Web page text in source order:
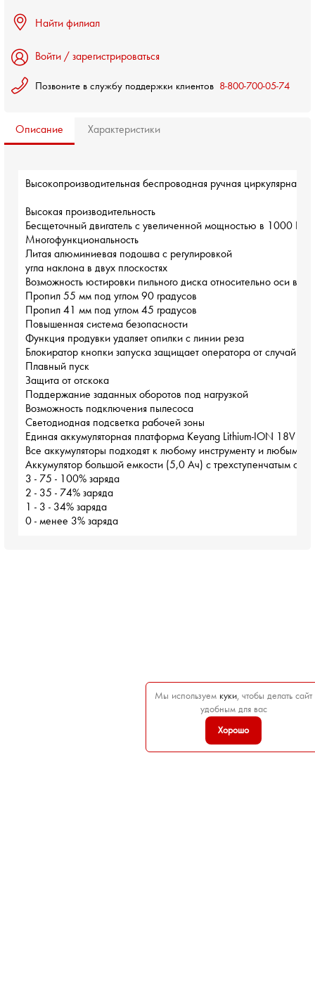
Мы используем куки, чтобы делать сайт
удобным для вас
Хорошо
Найти филиал
Войти / зарегистрироваться
Позвоните в службу поддержки клиентов 8-800-700-05-74
Описание Характеристики
Высокопроизводительная беспроводная ручная циркулярная
Высокая производительность
Бесщеточный двигатель с увеличенной мощностью в 1000 Вт
Многофункциональность
Литая алюминиевая подошва с регулировкой
угла наклона в двух плоскостях
Возможность юстировки пильного диска относительно оси
Пропил 55 мм под углом 90 градусов
Пропил 41 мм под углом 45 градусов
Повышенная система безопасности
Функция продувки удаляет опилки с линии реза
Блокиратор кнопки запуска защищает оператора от
Плавный пуск
Защита от отскока
Поддержание заданных оборотов под нагрузкой
Возможность подключения пылесоса
Светодиодная подсветка рабочей зоны
Единая аккумуляторная платформа Keyang Lithium-ION 18V
Все аккумуляторы подходят к любому инструменту и любым
Аккумулятор большой емкости (5,0 Ач) с трехступенчатым
3 - 75 - 100% заряда
2 - 35 - 74% заряда
1 - 3 - 34% заряда
0 - менее 3% заряда